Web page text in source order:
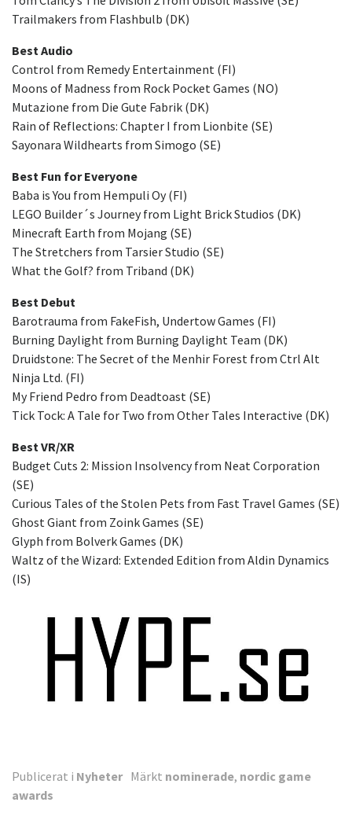
Trailmakers from Flashbulb (DK)
Best Audio
Control from Remedy Entertainment (FI)
Moons of Madness from Rock Pocket Games (NO)
Mutazione from Die Gute Fabrik (DK)
Rain of Reflections: Chapter I from Lionbite (SE)
Sayonara Wildhearts from Simogo (SE)
Best Fun for Everyone
Baba is You from Hempuli Oy (FI)
LEGO Builder´s Journey from Light Brick Studios (DK)
Minecraft Earth from Mojang (SE)
The Stretchers from Tarsier Studio (SE)
What the Golf? from Triband (DK)
Best Debut
Barotrauma from FakeFish, Undertow Games (FI)
Burning Daylight from Burning Daylight Team (DK)
Druidstone: The Secret of the Menhir Forest from Ctrl Alt
Ninja Ltd. (FI)
My Friend Pedro from Deadtoast (SE)
Tick Tock: A Tale for Two from Other Tales Interactive (DK)
Best VR/XR
Budget Cuts 2: Mission Insolvency from Neat Corporation
(SE)
Curious Tales of the Stolen Pets from Fast Travel Games (SE)
Ghost Giant from Zoink Games (SE)
Glyph from Bolverk Games (DK)
Waltz of the Wizard: Extended Edition from Aldin Dynamics
(IS)
Publicerat i Nyheter Märkt nominerade, nordic game
awards